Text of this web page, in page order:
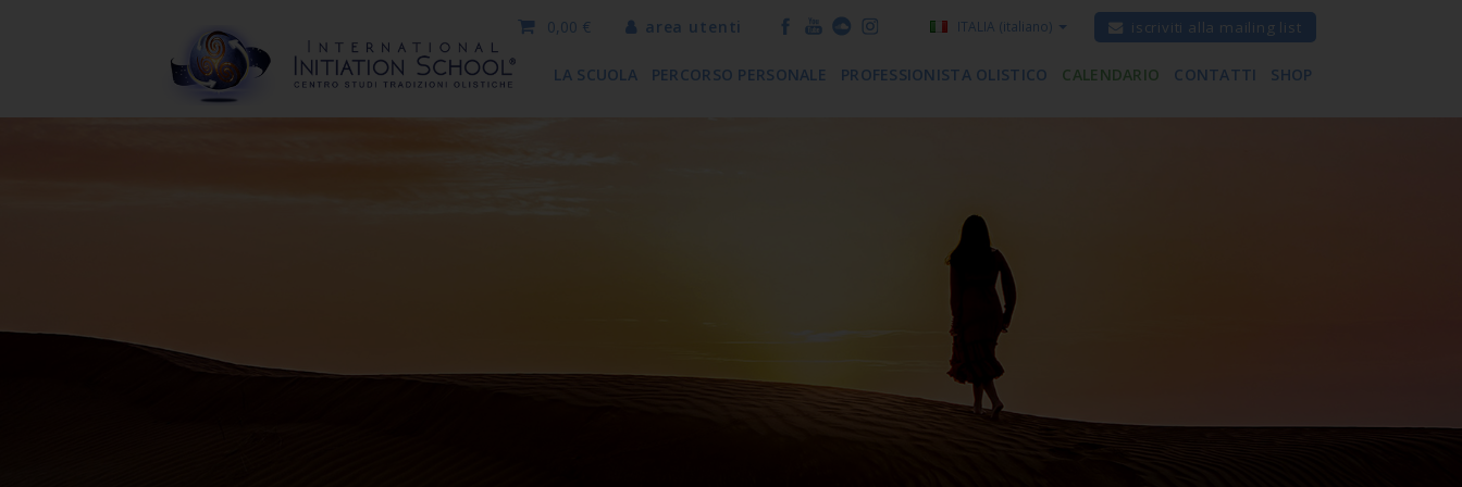
iscriviti alla mailing list
ITALIA (italiano)
area utenti
0,00 €
LA SCUOLA PERCORSO PERSONALE PROFESSIONISTA OLISTICO CALENDARIO CONTATTI SHOP